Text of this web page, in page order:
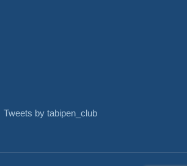
Tweets by tabipen_club